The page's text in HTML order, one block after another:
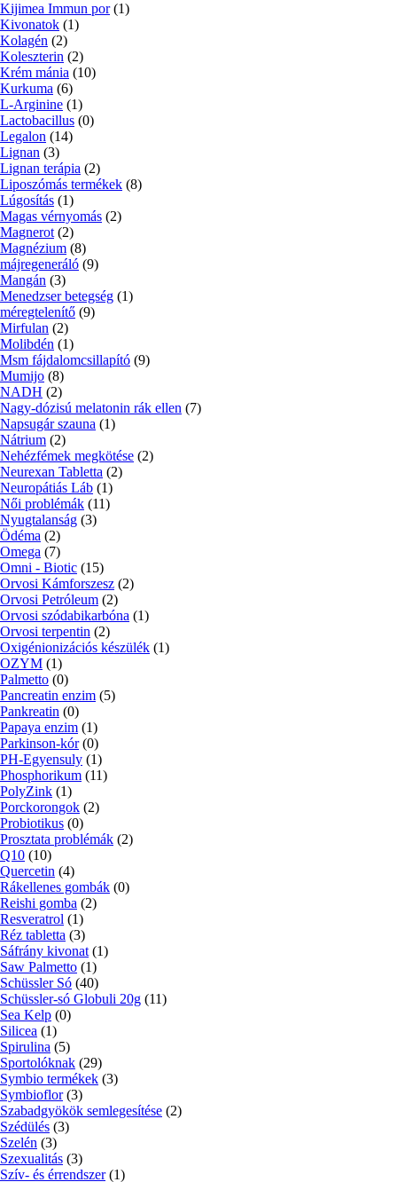
Kijimea Immun por (1)
Kivonatok (1)
Kolagén (2)
Koleszterin (2)
Krém mánia (10)
Kurkuma (6)
L-Arginine (1)
Lactobacillus (0)
Legalon (14)
Lignan (3)
Lignan terápia (2)
Liposzómás termékek (8)
Lúgosítás (1)
Magas vérnyomás (2)
Magnerot (2)
Magnézium (8)
májregeneráló (9)
Mangán (3)
Menedzser betegség (1)
méregtelenítő (9)
Mirfulan (2)
Molibdén (1)
Msm fájdalomcsillapító (9)
Mumijo (8)
NADH (2)
Nagy-dózisú melatonin rák ellen (7)
Napsugár szauna (1)
Nátrium (2)
Nehézfémek megkötése (2)
Neurexan Tabletta (2)
Neuropátiás Láb (1)
Női problémák (11)
Nyugtalanság (3)
Ödéma (2)
Omega (7)
Omni - Biotic (15)
Orvosi Kámforszesz (2)
Orvosi Petróleum (2)
Orvosi szódabikarbóna (1)
Orvosi terpentin (2)
Oxigénionizációs készülék (1)
OZYM (1)
Palmetto (0)
Pancreatin enzim (5)
Pankreatin (0)
Papaya enzim (1)
Parkinson-kór (0)
PH-Egyensuly (1)
Phosphorikum (11)
PolyZink (1)
Porckorongok (2)
Probiotikus (0)
Prosztata problémák (2)
Q10 (10)
Quercetin (4)
Rákellenes gombák (0)
Reishi gomba (2)
Resveratrol (1)
Réz tabletta (3)
Sáfrány kivonat (1)
Saw Palmetto (1)
Schüssler Só (40)
Schüssler-só Globuli 20g (11)
Sea Kelp (0)
Silicea (1)
Spirulina (5)
Sportolóknak (29)
Symbio termékek (3)
Symbioflor (3)
Szabadgyökök semlegesítése (2)
Szédülés (3)
Szelén (3)
Szexualitás (3)
Szív- és érrendszer (1)